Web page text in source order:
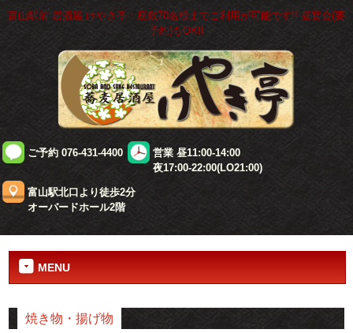
富山駅前 居酒屋 けやき亭：座敷70名様までご利用が可能です!! 昼宴会(要
予約)もOK!!
ご予約 076-431-4400
営業 昼11:00-14:00
夜17:00-22:00(LO21:00)
富山駅北口より徒歩2分
オーバードホール2階
MENU
焼き物・揚げ物